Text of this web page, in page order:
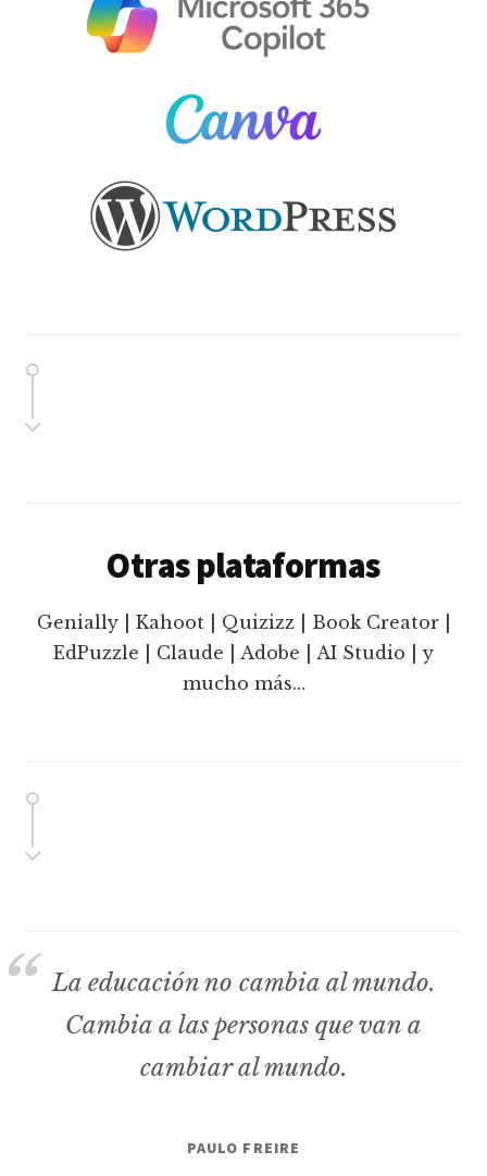
Otras plataformas
Genially | Kahoot | Quizizz | Book Creator |
EdPuzzle | Claude | Adobe | AI Studio | y
mucho más…
La educación no cambia al mundo.
Cambia a las personas que van a
cambiar al mundo.
PAULO FREIRE